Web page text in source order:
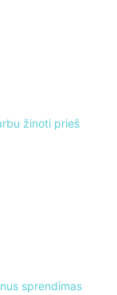
žinoti prieš
sprendimas